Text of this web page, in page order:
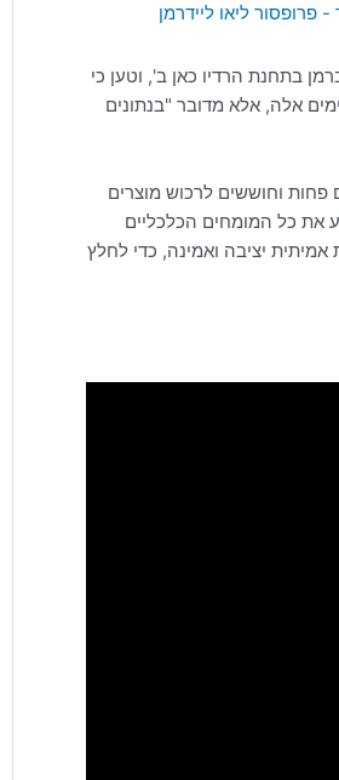
פרופסור ליאו ליידרמן
בתחנת הרדיו כאן ב', וטען כי
אלה, אלא מדובר "בנתונים
פחות וחוששים לרכוש מוצרים
את כל המומחים הכלכליים
אמיתית יציבה ואמינה, כדי לחלץ